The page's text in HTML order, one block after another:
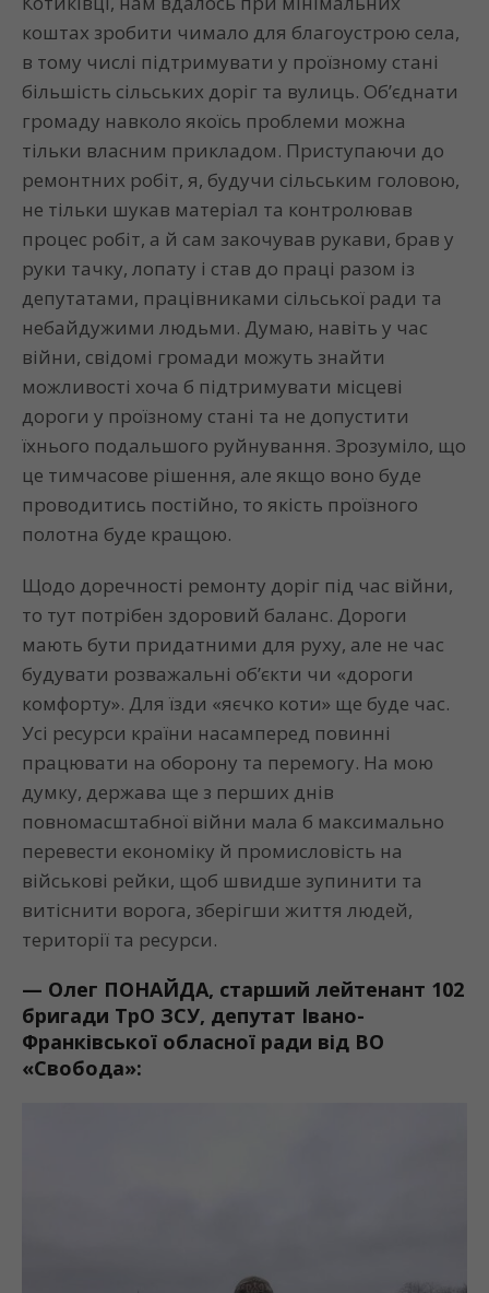
коштах зробити чимало для благоустрою села,
в тому числі підтримувати у проїзному стані
більшість сільських доріг та вулиць. Об’єднати
громаду навколо якоїсь проблеми можна
тільки власним прикладом. Приступаючи до
ремонтних робіт, я, будучи сільським головою,
не тільки шукав матеріал та контролював
процес робіт, а й сам закочував рукави, брав у
руки тачку, лопату і став до праці разом із
депутатами, працівниками сільської ради та
небайдужими людьми. Думаю, навіть у час
війни, свідомі громади можуть знайти
можливості хоча б підтримувати місцеві
дороги у проїзному стані та не допустити
їхнього подальшого руйнування. Зрозуміло, що
це тимчасове рішення, але якщо воно буде
проводитись постійно, то якість проїзного
полотна буде кращою.
Щодо доречності ремонту доріг під час війни,
то тут потрібен здоровий баланс. Дороги
мають бути придатними для руху, але не час
будувати розважальні об’єкти чи «дороги
комфорту». Для їзди «яєчко коти» ще буде час.
Усі ресурси країни насамперед повинні
працювати на оборону та перемогу. На мою
думку, держава ще з перших днів
повномасштабної війни мала б максимально
перевести економіку й промисловість на
військові рейки, щоб швидше зупинити та
витіснити ворога, зберігши життя людей,
території та ресурси.
— Олег ПОНАЙДА, старший лейтенант 102
бригади ТрО ЗСУ, депутат Івано-
Франківської обласної ради від ВО
«Свобода»: